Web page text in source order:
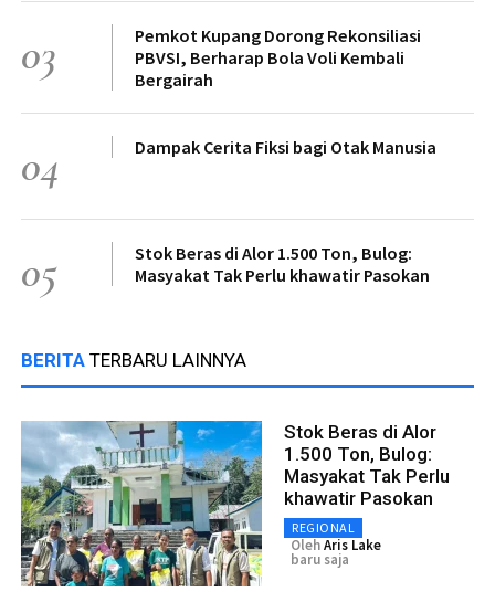
03
Pemkot Kupang Dorong Rekonsiliasi
PBVSI, Berharap Bola Voli Kembali
Bergairah
04 Dampak Cerita Fiksi bagi Otak Manusia
05
Stok Beras di Alor 1.500 Ton, Bulog:
Masyakat Tak Perlu khawatir Pasokan
BERITA TERBARU LAINNYA
Stok Beras di Alor
1.500 Ton, Bulog:
Masyakat Tak Perlu
khawatir Pasokan
REGIONAL
OlehAris Lake
baru saja